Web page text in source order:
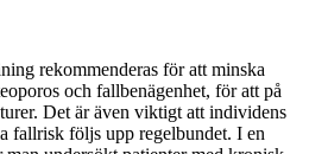
rekommenderas för att minska
och fallbenägenhet, för att på
Det är även viktigt att individens
fallrisk följs upp regelbundet. I en